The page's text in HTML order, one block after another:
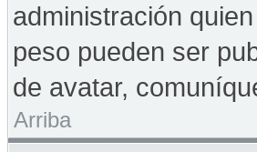
administración
peso pueden ser
de avatar,
Arriba